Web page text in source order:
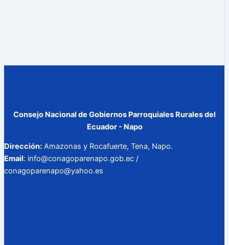
Consejo Nacional de Gobiernos Parroquiales Rurales del
Ecuador - Napo
Dirección: Amazonas y Rocafuerte, Tena, Napo.
Email: info@conagoparenapo.gob.ec /
conagoparenapo@yahoo.es